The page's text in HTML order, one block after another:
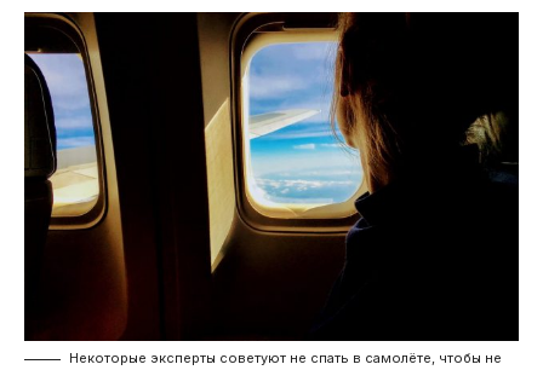
Некоторые эксперты советуют не спать в самолёте, чтобы не